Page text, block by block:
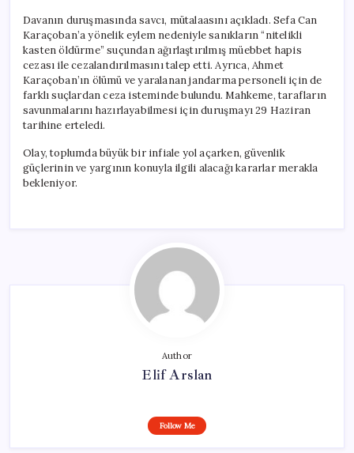
Davanın duruşmasında savcı, mütalaasını açıkladı. Sefa Can
Karaçoban’a yönelik eylem nedeniyle sanıkların “nitelikli
kasten öldürme” suçundan ağırlaştırılmış müebbet hapis
cezası ile cezalandırılmasını talep etti. Ayrıca, Ahmet
Karaçoban’ın ölümü ve yaralanan jandarma personeli için de
farklı suçlardan ceza isteminde bulundu. Mahkeme, tarafların
savunmalarını hazırlayabilmesi için duruşmayı 29 Haziran
tarihine erteledi.
Olay, toplumda büyük bir infiale yol açarken, güvenlik
güçlerinin ve yargının konuyla ilgili alacağı kararlar merakla
bekleniyor.
Author
Elif Arslan
Follow Me